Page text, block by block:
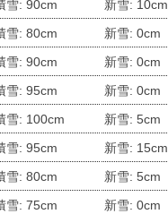
雪: 90cm
新雪: 10cm
雪: 80cm
新雪: 0cm
雪: 90cm
新雪: 0cm
雪: 95cm
新雪: 0cm
雪: 100cm
新雪: 5cm
雪: 95cm
新雪: 15cm
雪: 80cm
新雪: 5cm
雪: 75cm
新雪: 0cm